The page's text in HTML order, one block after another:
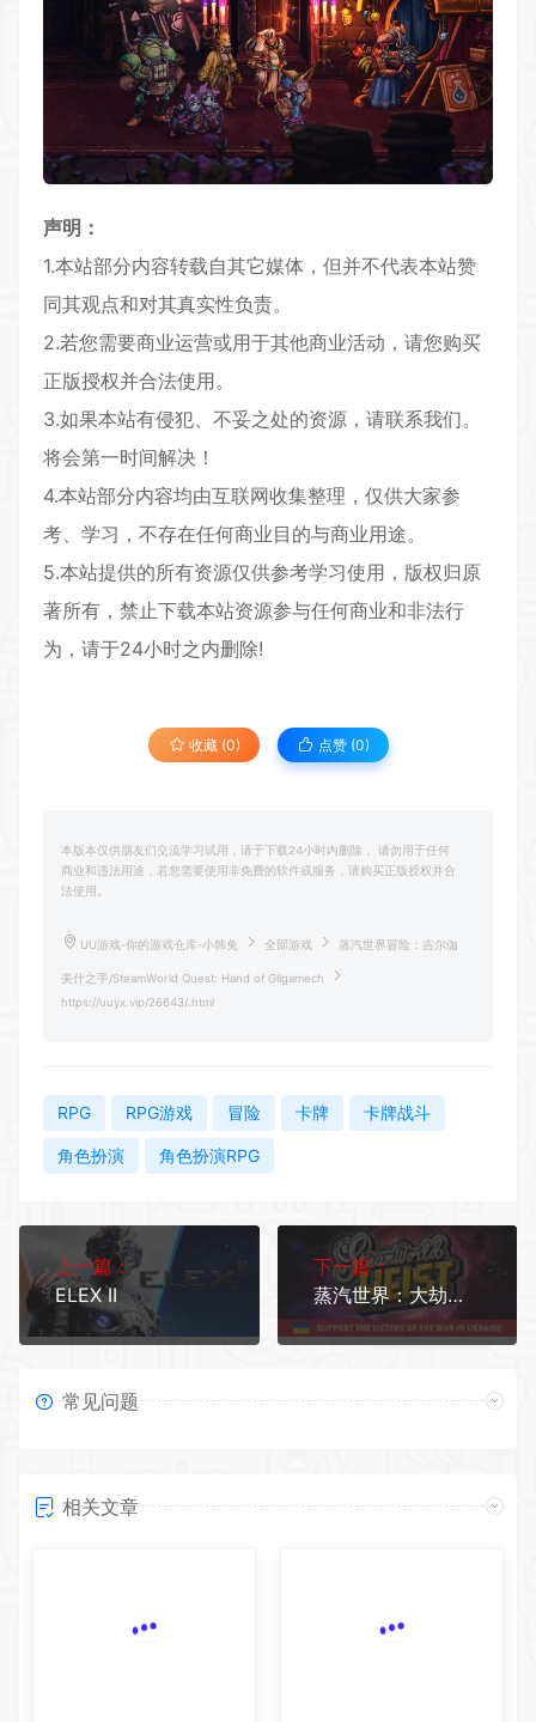
声明：
1.本站部分内容转载自其它媒体，但并不代表本站赞
同其观点和对其真实性负责。
2.若您需要商业运营或用于其他商业活动，请您购买
正版授权并合法使用。
3.如果本站有侵犯、不妥之处的资源，请联系我们。
将会第一时间解决！
4.本站部分内容均由互联网收集整理，仅供大家参
考、学习，不存在任何商业目的与商业用途。
5.本站提供的所有资源仅供参考学习使用，版权归原
著所有，禁止下载本站资源参与任何商业和非法行
为，请于24小时之内删除!
收藏 (0) 点赞 (0)
本版本仅供朋友们交流学习试用，请于下载24小时内删除， 请勿用于任何
商业和违法用途，若您需要使用非免费的软件或服务，请购买正版授权并合
法使用。
UU游戏-你的游戏仓库-小韩兔 全部游戏 蒸汽世界冒险：吉尔伽
美什之手/SteamWorld Quest: Hand of Gilgamech
https://uuyx.vip/26643/.html
RPG RPG游戏 冒险 卡牌 卡牌战斗
角色扮演 角色扮演RPG
上一篇：
ELEX II
下一篇：
蒸汽世界：大劫掠/SteamWorld Heist
常见问题
相关文章